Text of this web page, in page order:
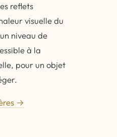
reflets
visuelle du
niveau de
à la
pour un objet
→